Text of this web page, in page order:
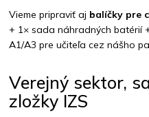
Vieme pripraviť aj balíčky pre
+ 1× sada náhradných batérií
A1/A3 pre učiteľa cez nášho
Verejný sektor,
zložky IZS